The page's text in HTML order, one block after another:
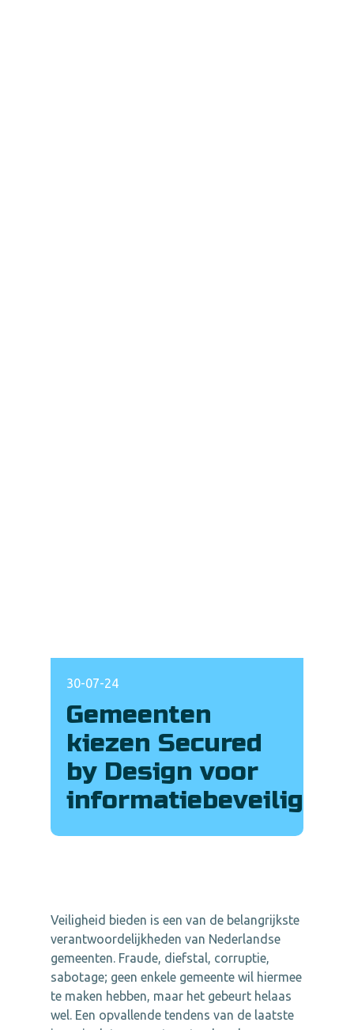
30-07-24
Gemeenten
kiezen Secured
by Design voor
informatiebeveiliging
Veiligheid bieden is een van de belangrijkste
verantwoordelijkheden van Nederlandse
gemeenten. Fraude, diefstal, corruptie,
sabotage; geen enkele gemeente wil hiermee
te maken hebben, maar het gebeurt helaas
wel. Een opvallende tendens van de laatste